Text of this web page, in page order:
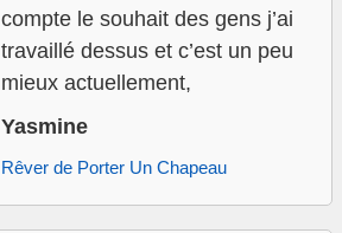
compte le souhait des gens j’ai
travaillé dessus et c’est un peu
mieux actuellement,
Yasmine
Rêver de Porter Un Chapeau